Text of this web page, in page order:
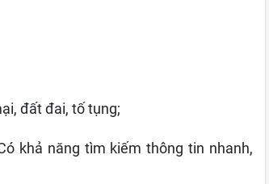
đất đai, tố tụng;
khả năng tìm kiếm thông tin nhanh,